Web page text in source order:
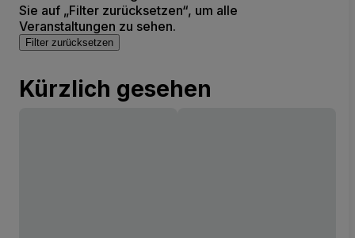
Sie auf „Filter zurücksetzen“, um alle
Veranstaltungen zu sehen.
Filter zurücksetzen
Kürzlich gesehen